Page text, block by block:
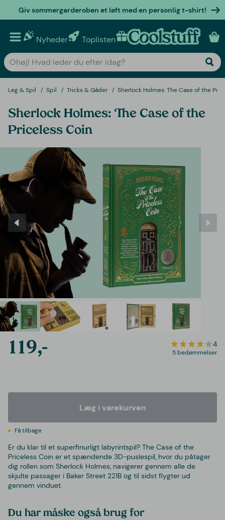
Giv sommergarderoben et løft med en personlig t-shirt!
Nyheder Toplisten Personlige gaver
Leg & Spil Spil Tricks & Gåder Sherlock Holmes: The Case of the
Sherlock Holmes: The Case of the
Priceless Coin
119,- 4
5 bedømmelser
Læg i varekurven
Få tilbage
Er du klar til et superfinurligt labyrintspil? The Case of the
Priceless Coin er et spændende 3D-puslespil, hvor du påtager
dig rollen som Sherlock Holmes, navigerer gennem alle de
skjulte passager i Baker Street 221B og til sidst flygter ud
gennem vinduet.
Du har måske også brug for